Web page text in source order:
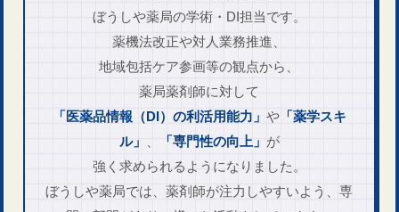
ぼうしや薬局の学術・DI担当です。
薬機法改正や対人業務推進、
地域包括ケア参画等の観点から、
薬局薬剤師に対して
「医薬品情報（DI）の利活用能力」 や「薬学スキ
ル」
「専門性の向上」 が
強く求められる​ようになりました。
ぼうしや薬局では、薬剤師が注力しやすいよう、専